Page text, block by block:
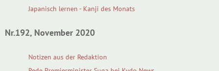
Japanisch lernen - Kanji des Monats
Nr.192, November 2020
Notizen aus der Redaktion